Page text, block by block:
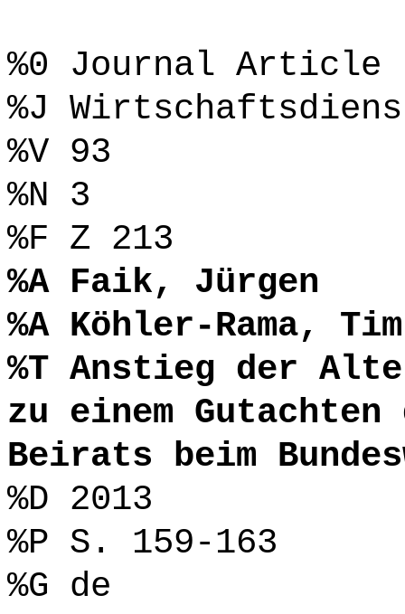
%0 Journal Article
%J
%V 93
%N 3
%F Z 213
%A Faik, Jürgen
%A Köhler-Rama, Tim
%T Anstieg der
zu einem
Beirats beim
%D 2013
%P S. 159-163
%G de